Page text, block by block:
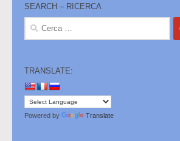
SEARCH – RICERCA
Ricerca
TRANSLATE:
Powered by Translate